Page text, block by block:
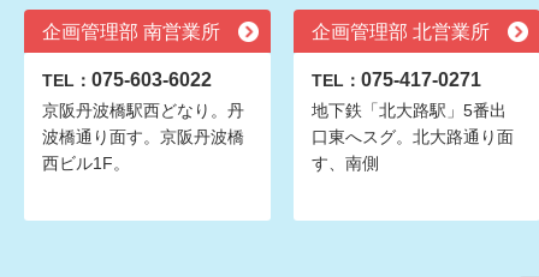
企画管理部 南営業所
TEL： 075-603-6022
京阪丹波橋駅西どなり。丹
波橋通り面す。京阪丹波橋
西ビル1F。
企画管理部 北営業所
TEL： 075-417-0271
地下鉄「北大路駅」5番出
口東へスグ。北大路通り面
す、南側